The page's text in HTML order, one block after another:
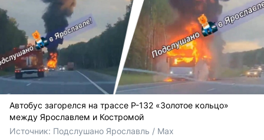
Автобус загорелся на трассе Р-132 «Золотое кольцо»
между Ярославлем и Костромой
Источник: Подслушано Ярославль / Max